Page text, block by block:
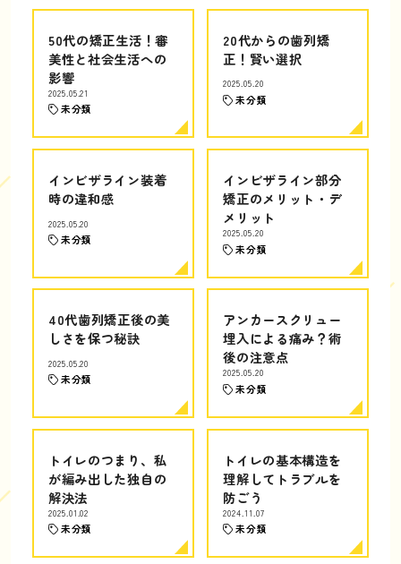
50代の矯正生活！審
美性と社会生活への
影響
2025.05.21
未分類
20代からの歯列矯
正！賢い選択
2025.05.20
未分類
インビザライン装着
時の違和感
2025.05.20
未分類
インビザライン部分
矯正のメリット・デ
メリット
2025.05.20
未分類
40代歯列矯正後の美
しさを保つ秘訣
2025.05.20
未分類
アンカースクリュー
埋入による痛み？術
後の注意点
2025.05.20
未分類
トイレのつまり、私
が編み出した独自の
解決法
2025.01.02
未分類
トイレの基本構造を
理解してトラブルを
防ごう
2024.11.07
未分類